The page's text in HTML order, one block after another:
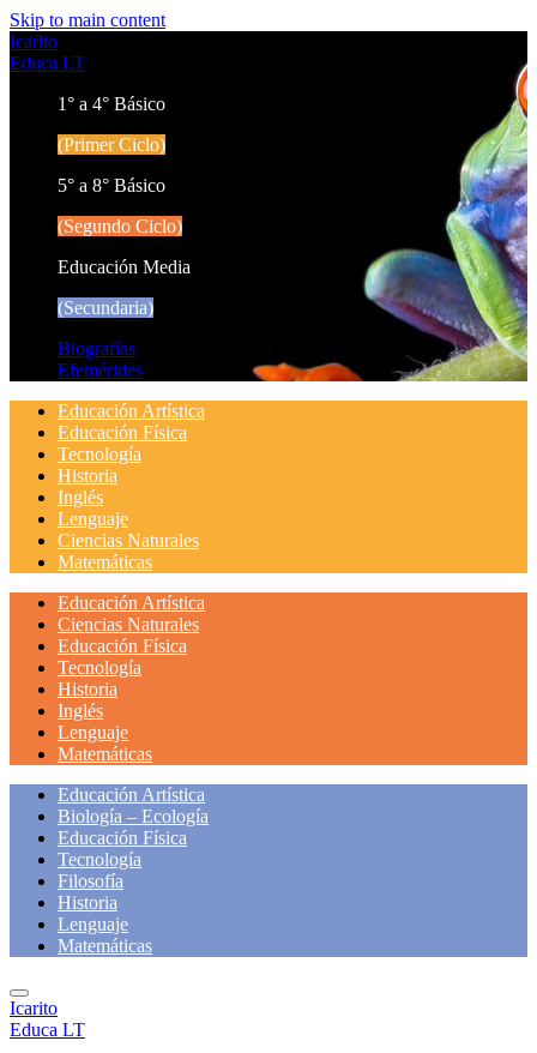
Skip to main content
Icarito
Educa LT
1° a 4° Básico
(Primer Ciclo)
5° a 8° Básico
(Segundo Ciclo)
Educación Media
(Secundaria)
Biografías
Efemérides
Educación Artística
Educación Física
Tecnología
Historia
Inglés
Lenguaje
Ciencias Naturales
Matemáticas
Educación Artística
Ciencias Naturales
Educación Física
Tecnología
Historia
Inglés
Lenguaje
Matemáticas
Educación Artística
Biología – Ecología
Educación Física
Tecnología
Filosofía
Historia
Lenguaje
Matemáticas
Icarito
Educa LT